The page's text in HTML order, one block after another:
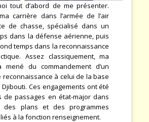
tout d’abord de me présenter.
carrière dans l’armée de l’air
de chasse, spécialisé dans un
dans la défense aérienne, puis
temps dans la reconnaissance
Assez classiquement, ma
mené du commandement d’un
reconnaissance à celui de la base
Ces engagements ont été
de passages en état-major dans
des plans et des programmes
à la fonction renseignement.